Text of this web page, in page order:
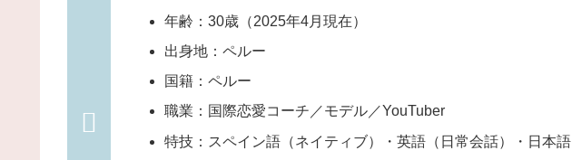
年齢：30歳（2025年4月現在）
出身地：ペルー
国籍：ペルー
職業：国際恋愛コーチ／モデル／YouTuber
特技：スペイン語（ネイティブ）・英語（日常会話）・日本語